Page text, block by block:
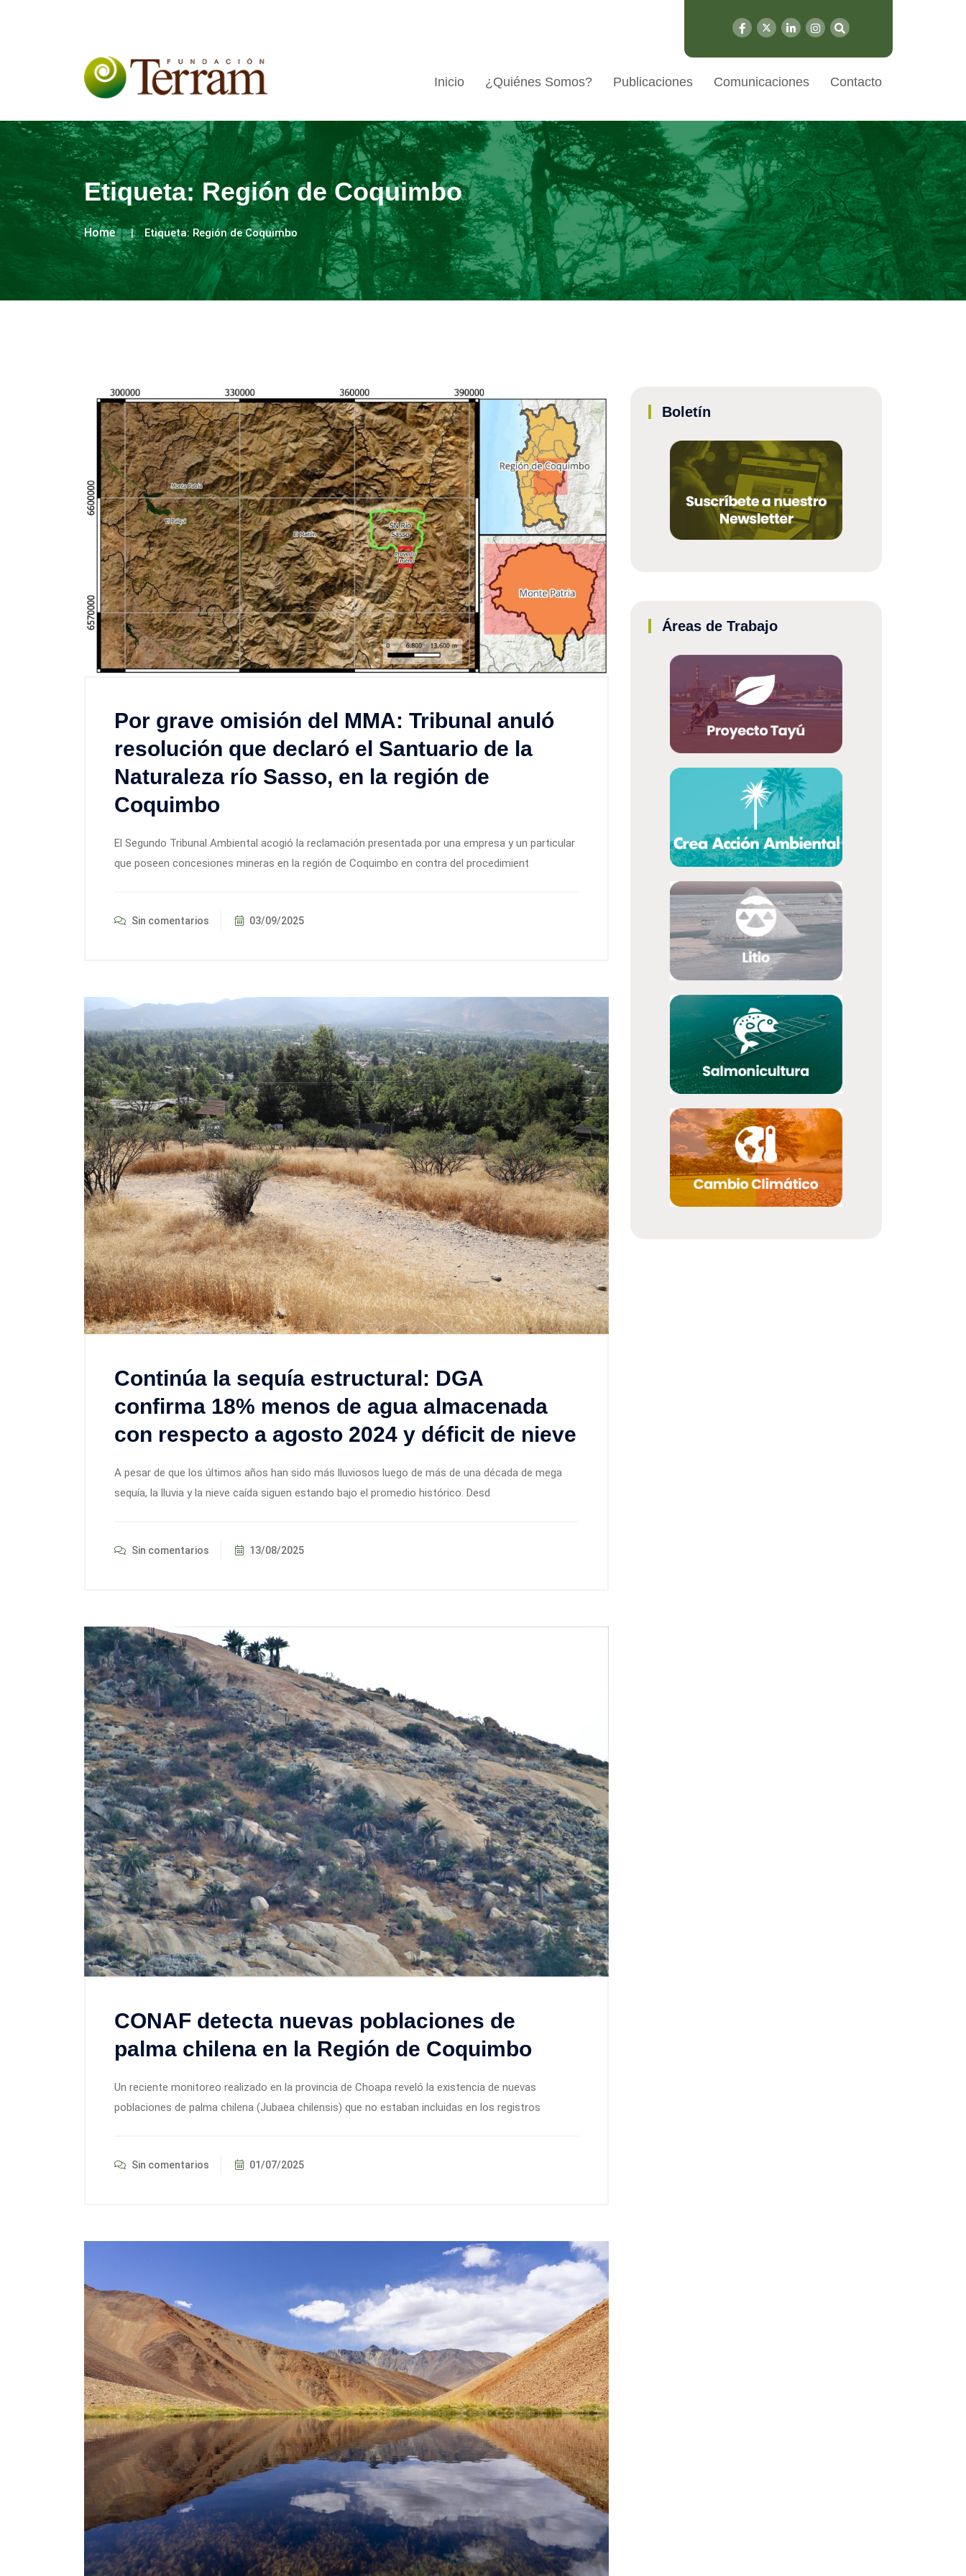
Inicio ¿Quiénes Somos? Publicaciones Comunicaciones Contacto
Etiqueta:Región de Coquimbo
Home Etiqueta:Región de Coquimbo
Por grave omisión del MMA: Tribunal anuló
resolución que declaró el Santuario de la
Naturaleza río Sasso, en la región de
Coquimbo
El Segundo Tribunal Ambiental acogió la reclamación presentada por una empresa y un particular
que poseen concesiones mineras en la región de Coquimbo en contra del procedimient
Sin comentarios 03/09/2025
Continúa la sequía estructural: DGA
confirma 18% menos de agua almacenada
con respecto a agosto 2024 y déficit de nieve
A pesar de que los últimos años han sido más lluviosos luego de más de una década de mega
sequía, la lluvia y la nieve caída siguen estando bajo el promedio histórico. Desd
Sin comentarios 13/08/2025
CONAF detecta nuevas poblaciones de
palma chilena en la Región de Coquimbo
Un reciente monitoreo realizado en la provincia de Choapa reveló la existencia de nuevas
poblaciones de palma chilena (Jubaea chilensis) que no estaban incluidas en los registros
Sin comentarios 01/07/2025
Boletín
Áreas de Trabajo